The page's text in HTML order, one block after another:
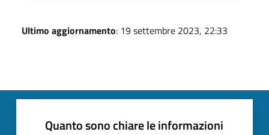
Ultimo aggiornamento: 19 settembre 2023, 22:33
Quanto sono chiare le informazioni